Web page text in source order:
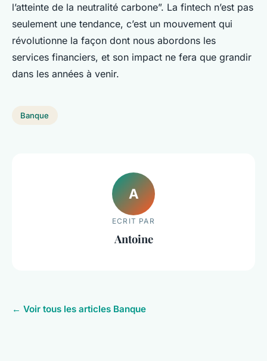
l’atteinte de la neutralité carbone”. La fintech n’est pas
seulement une tendance, c’est un mouvement qui
révolutionne la façon dont nous abordons les
services financiers, et son impact ne fera que grandir
dans les années à venir.
Banque
A
ECRIT PAR
Antoine
← Voir tous les articles Banque